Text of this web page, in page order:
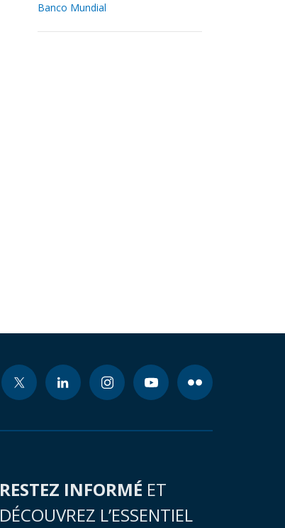
Banco Mundial
RESTEZ INFORMÉ ET
DÉCOUVREZ L’ESSENTIEL